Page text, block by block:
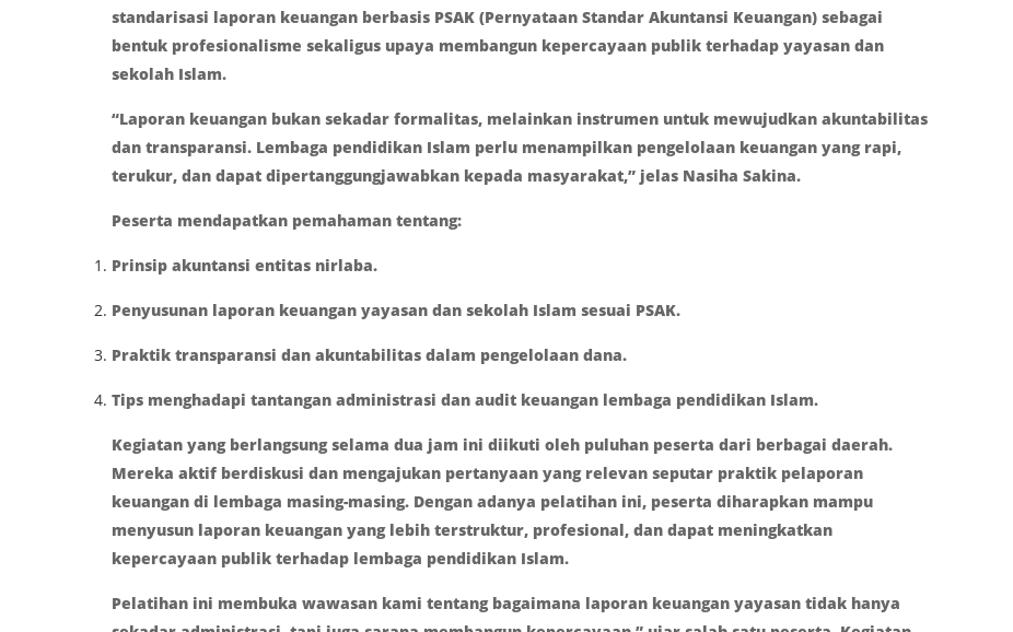
standarisasi laporan keuangan berbasis PSAK (Pernyataan Standar Akuntansi Keuangan) sebagai
bentuk profesionalisme sekaligus upaya membangun kepercayaan publik terhadap yayasan dan
sekolah Islam.
“Laporan keuangan bukan sekadar formalitas, melainkan instrumen untuk mewujudkan akuntabilitas
dan transparansi. Lembaga pendidikan Islam perlu menampilkan pengelolaan keuangan yang rapi,
terukur, dan dapat dipertanggungjawabkan kepada masyarakat,” jelas Nasiha Sakina.
Peserta mendapatkan pemahaman tentang:
Prinsip akuntansi entitas nirlaba.
Penyusunan laporan keuangan yayasan dan sekolah Islam sesuai PSAK.
Praktik transparansi dan akuntabilitas dalam pengelolaan dana.
Tips menghadapi tantangan administrasi dan audit keuangan lembaga pendidikan Islam.
Kegiatan yang berlangsung selama dua jam ini diikuti oleh puluhan peserta dari berbagai daerah.
Mereka aktif berdiskusi dan mengajukan pertanyaan yang relevan seputar praktik pelaporan
keuangan di lembaga masing-masing. Dengan adanya pelatihan ini, peserta diharapkan mampu
menyusun laporan keuangan yang lebih terstruktur, profesional, dan dapat meningkatkan
kepercayaan publik terhadap lembaga pendidikan Islam.
Pelatihan ini membuka wawasan kami tentang bagaimana laporan keuangan yayasan tidak hanya